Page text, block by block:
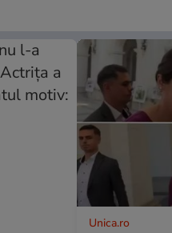
Unica.ro